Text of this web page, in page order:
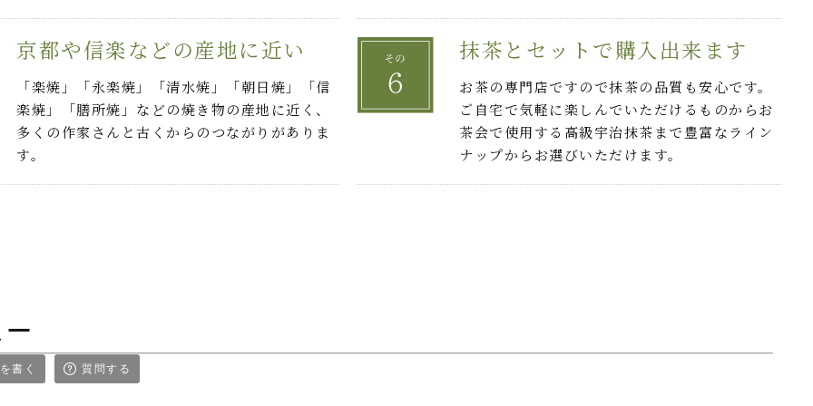
京都や信楽などの産地に近い
「楽焼」「永楽焼」「清水焼」「朝日焼」「信
楽焼」「膳所焼」などの焼き物の産地に近く、
多くの作家さんと古くからのつながりがありま
す。
抹茶とセットで購入出来ます
お茶の専門店ですので抹茶の品質も安心です。
ご自宅で気軽に楽しんでいただけるものからお
茶会で使用する高級宇治抹茶まで豊富なライン
ナップからお選びいただけます。
書く 質問する